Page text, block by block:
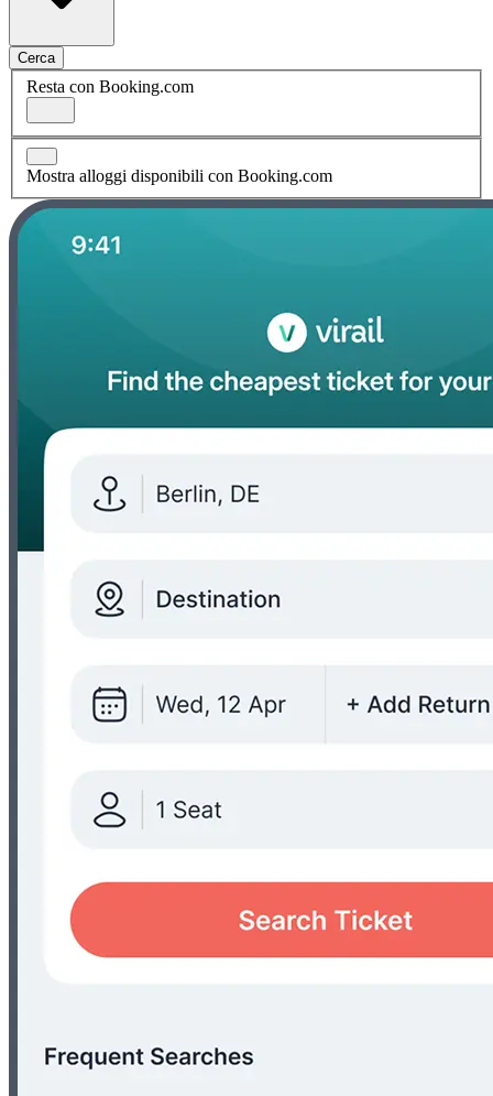
Cerca
Resta con Booking.com
Mostra alloggi disponibili con Booking.com